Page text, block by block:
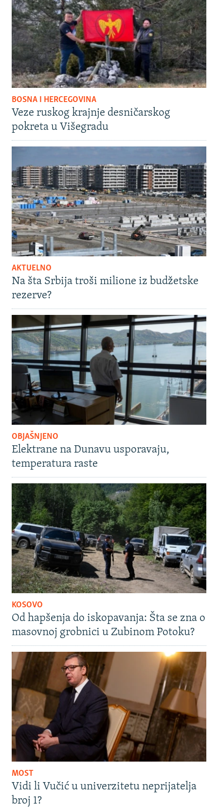
BOSNA I HERCEGOVINA
Veze ruskog krajnje desničarskog
pokreta u Višegradu
AKTUELNO
Na šta Srbija troši milione iz budžetske
rezerve?
OBJAŠNJENO
Elektrane na Dunavu usporavaju,
temperatura raste
KOSOVO
Od hapšenja do iskopavanja: Šta se zna o
masovnoj grobnici u Zubinom Potoku?
MOST
Vidi li Vučić u univerzitetu neprijatelja
broj 1?